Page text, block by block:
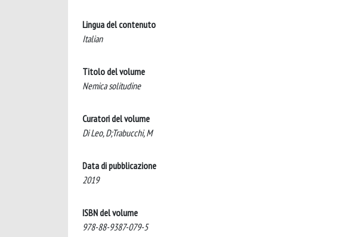
Lingua del contenuto
Italian
Titolo del volume
Nemica solitudine
Curatori del volume
Di Leo, D;Trabucchi, M
Data di pubblicazione
2019
ISBN del volume
978-88-9387-079-5